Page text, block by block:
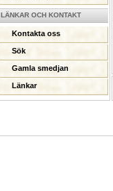
LÄNKAR OCH KONTAKT
Kontakta oss
Sök
Gamla smedjan
Länkar